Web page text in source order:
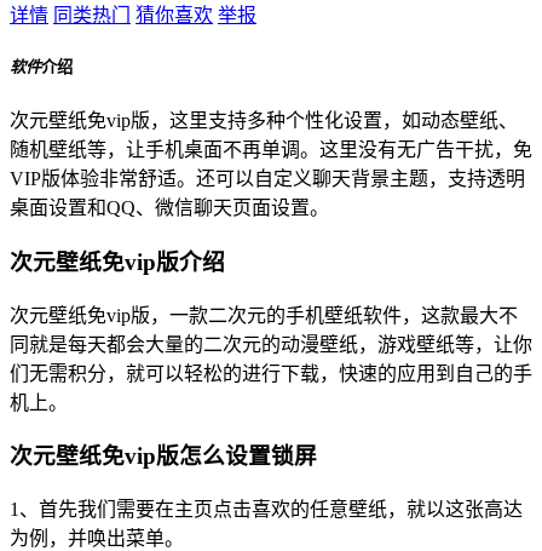
详情 同类热门 猜你喜欢 举报
软件介绍
次元壁纸免vip版，这里支持多种个性化设置，如动态壁纸、
随机壁纸等，让手机桌面不再单调。这里没有无广告干扰，免
VIP版体验非常舒适。还可以自定义聊天背景主题，支持透明
桌面设置和QQ、微信聊天页面设置。
次元壁纸免vip版介绍
次元壁纸免vip版，一款二次元的手机壁纸软件，这款最大不
同就是每天都会大量的二次元的动漫壁纸，游戏壁纸等，让你
们无需积分，就可以轻松的进行下载，快速的应用到自己的手
机上。
次元壁纸免vip版怎么设置锁屏
1、首先我们需要在主页点击喜欢的任意壁纸，就以这张高达
为例，并唤出菜单。